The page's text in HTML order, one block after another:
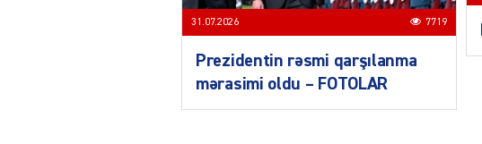
31.07.2026 7719
Prezidentin rəsmi qarşılanma
mərasimi oldu – FOTOLAR